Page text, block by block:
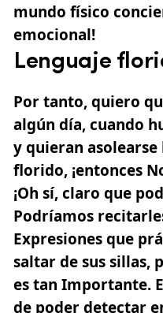
mundo físico
emocional!
Lenguaje
Por tanto, quiero
algún día, cuando
y quieran
florido, ¡entonces
¡Oh sí, claro que
Podríamos
Expresiones que
saltar de sus sillas,
es tan Importante.
de poder detectar